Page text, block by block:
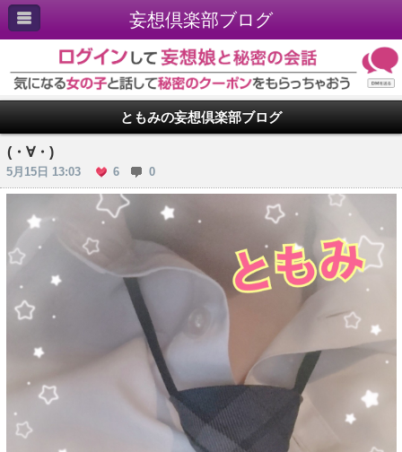
妄想倶楽部ブログ
ともみの妄想倶楽部ブログ
(・∀・)
5月15日 13:03 6 0